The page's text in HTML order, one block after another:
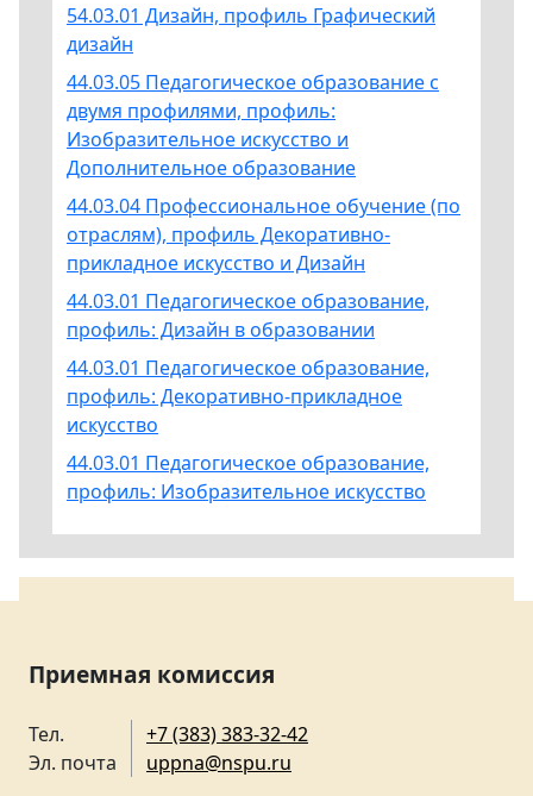
54.03.01 Дизайн, профиль Графический
дизайн
44.03.05 Педагогическое образование с
двумя профилями, профиль:
Изобразительное искусство и
Дополнительное образование
44.03.04 Профессиональное обучение (по
отраслям), профиль Декоративно-
прикладное искусство и Дизайн
44.03.01 Педагогическое образование,
профиль: Дизайн в образовании
44.03.01 Педагогическое образование,
профиль: Декоративно-прикладное
искусство
44.03.01 Педагогическое образование,
профиль: Изобразительное искусство
Приемная комиссия
Тел.
Эл. почта
+7 (383) 383-32-42
uppna@nspu.ru